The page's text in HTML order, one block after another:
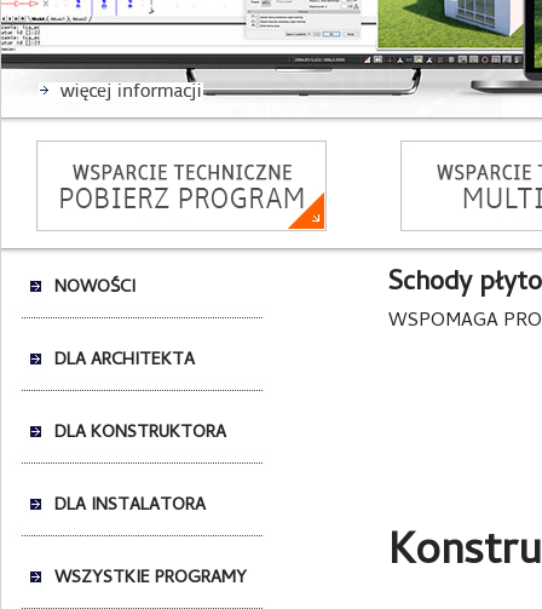
NOWOŚCI
DLA ARCHITEKTA
DLA KONSTRUKTORA
DLA INSTALATORA
WSZYSTKIE PROGRAMY
Schody
WSPOMAGA